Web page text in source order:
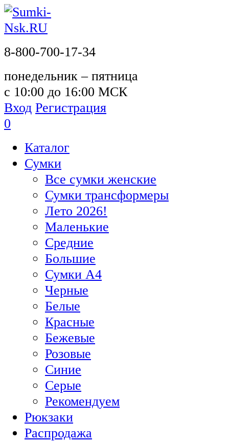
8-800-700-17-34
понедельник – пятница
с 10:00 до 16:00 МСК
Вход Регистрация
0
Каталог
Сумки
Все сумки женские
Сумки трансформеры
Лето 2026!
Маленькие
Средние
Большие
Сумки А4
Черные
Белые
Красные
Бежевые
Розовые
Синие
Серые
Рекомендуем
Рюкзаки
Распродажа